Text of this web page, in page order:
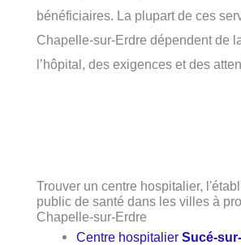
bénéficiaires. La plupart de ces
Chapelle-sur-Erdre dépendent de
l’hôpital, des exigences et des
Trouver un centre hospitalier,
public de santé dans les villes à
Chapelle-sur-Erdre
Centre hospitalierSucé-